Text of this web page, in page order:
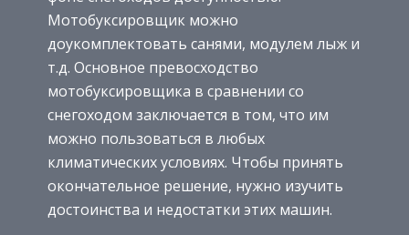
Мотобуксировщик можно
доукомплектовать санями, модулем лыж и
т.д. Основное превосходство
мотобуксировщика в сравнении со
снегоходом заключается в том, что им
можно пользоваться в любых
климатических условиях. Чтобы принять
окончательное решение, нужно изучить
достоинства и недостатки этих машин.